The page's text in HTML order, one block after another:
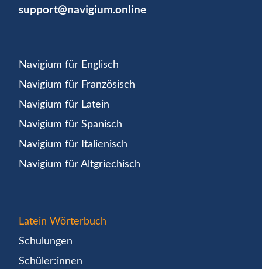
support@navigium.online
Navigium für Englisch
Navigium für Französisch
Navigium für Latein
Navigium für Spanisch
Navigium für Italienisch
Navigium für Altgriechisch
Latein Wörterbuch
Schulungen
Schüler:innen